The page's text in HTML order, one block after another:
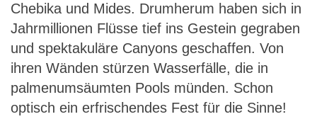
Chebika und Mides. Drumherum haben sich in
Jahrmillionen Flüsse tief ins Gestein gegraben
und spektakuläre Canyons geschaffen. Von
ihren Wänden stürzen Wasserfälle, die in
palmenumsäumten Pools münden. Schon
optisch ein erfrischendes Fest für die Sinne!